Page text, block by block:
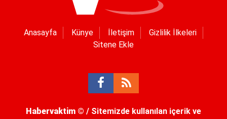
Anasayfa Künye İletişim
Gizlilik İlkeleri
Sitene Ekle
Habervaktim © / Sitemizde kullanılan içerik ve